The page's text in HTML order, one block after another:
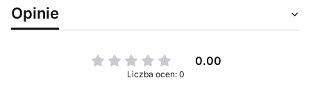
Opinie
0.00
Liczba ocen: 0